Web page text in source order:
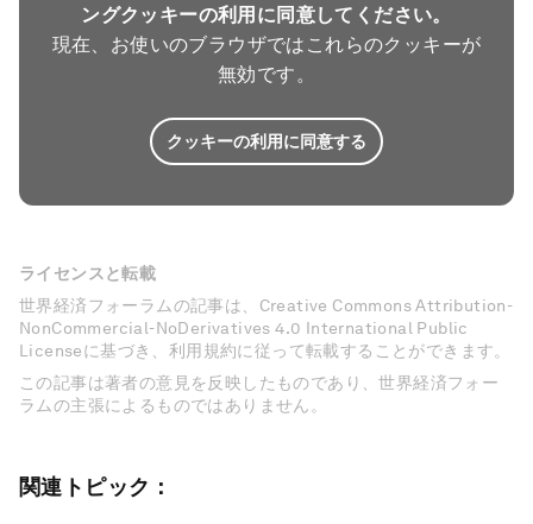
ングクッキーの利用に同意してください。
現在、お使いのブラウザではこれらのクッキーが
無効です。
クッキーの利用に同意する
ライセンスと転載
世界経済フォーラムの記事は、Creative Commons Attribution-
NonCommercial-NoDerivatives 4.0 International Public
Licenseに基づき、利用規約に従って転載することができます。
この記事は著者の意見を反映したものであり、世界経済フォー
ラムの主張によるものではありません。
関連トピック：